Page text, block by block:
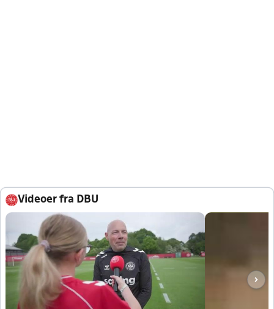
Videoer fra DBU